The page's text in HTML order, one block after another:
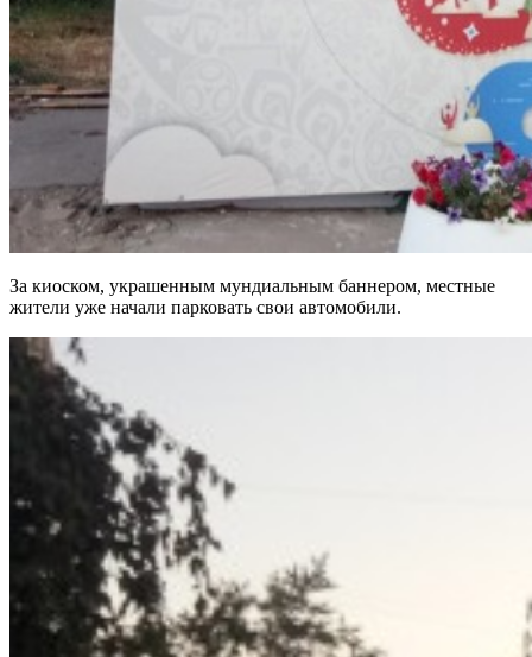
За киоском, украшенным мундиальным баннером, местные
жители уже начали парковать свои автомобили.